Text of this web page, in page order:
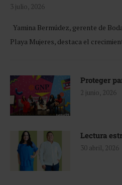
3 julio, 2026
Yamina Bermúdez, gerente de
Playa Mujeres, destaca el
Proteger
2 junio, 2026
Lectura
30 abril, 2026